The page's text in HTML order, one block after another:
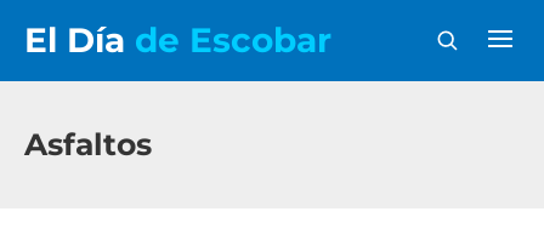
El Día de Escobar
Asfaltos